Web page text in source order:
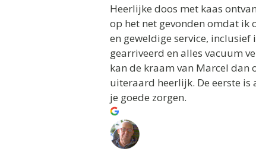
Heerlijke doos met kaas
op het net gevonden omdat ik
en geweldige service,
gearriveerd en alles vacuum
kan de kraam van Marcel dan
uiteraard heerlijk. De eerste
je goede zorgen.